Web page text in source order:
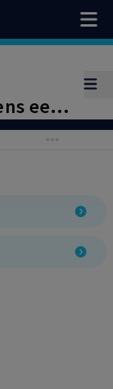
een
Aan